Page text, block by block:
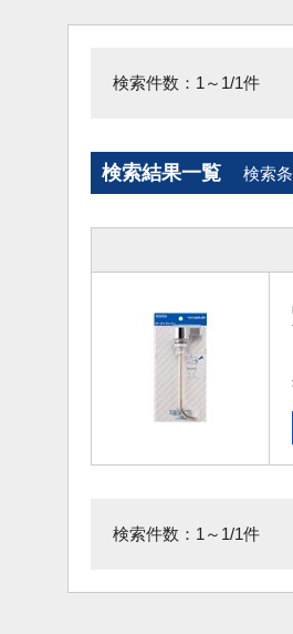
検索件数：1～1/1件
検索結果一覧 検索
検索件数：1～1/1件